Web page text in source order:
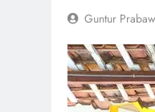
Guntur